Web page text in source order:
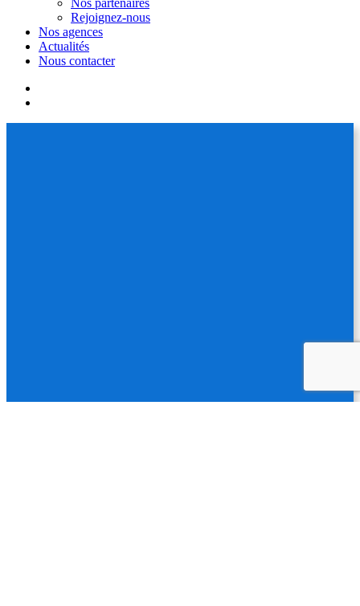
Nos partenaires
Rejoignez-nous
Nos agences
Actualités
Nous contacter